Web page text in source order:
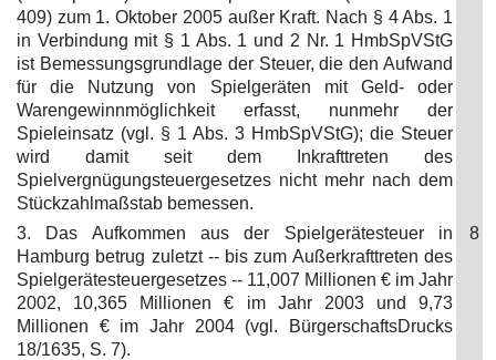
409) zum 1. Oktober 2005 außer Kraft. Nach § 4 Abs. 1
in Verbindung mit § 1 Abs. 1 und 2 Nr. 1 HmbSpVStG
ist Bemessungsgrundlage der Steuer, die den Aufwand
für die Nutzung von Spielgeräten mit Geld- oder
Warengewinnmöglichkeit erfasst, nunmehr der
Spieleinsatz (vgl. § 1 Abs. 3 HmbSpVStG); die Steuer
wird damit seit dem Inkrafttreten des
Spielvergnügungsteuergesetzes nicht mehr nach dem
Stückzahlmaßstab bemessen.
3. Das Aufkommen aus der Spielgerätesteuer in
Hamburg betrug zuletzt -- bis zum Außerkrafttreten des
Spielgerätesteuergesetzes -- 11,007 Millionen € im Jahr
2002, 10,365 Millionen € im Jahr 2003 und 9,73
Millionen € im Jahr 2004 (vgl. BürgerschaftsDrucks
18/1635, S. 7).
8